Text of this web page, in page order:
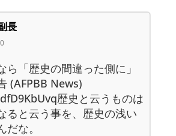
長
ら「歴史の間違った側に」
(AFPBB News)
歴史と云うものは
ると云う事を、歴史の浅い
な。